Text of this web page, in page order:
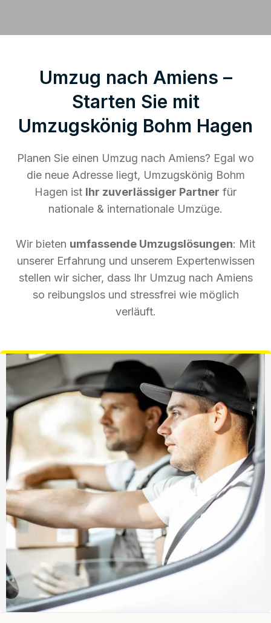
Umzug nach Amiens –
Starten Sie mit
Umzugskönig Bohm Hagen
Planen Sie einen Umzug nach Amiens? Egal wo
die neue Adresse liegt, Umzugskönig Bohm
Hagen ist Ihr zuverlässiger Partner für
nationale & internationale Umzüge.
Wir bieten umfassende Umzugslösungen: Mit
unserer Erfahrung und unserem Expertenwissen
stellen wir sicher, dass Ihr Umzug nach Amiens
so reibungslos und stressfrei wie möglich
verläuft.